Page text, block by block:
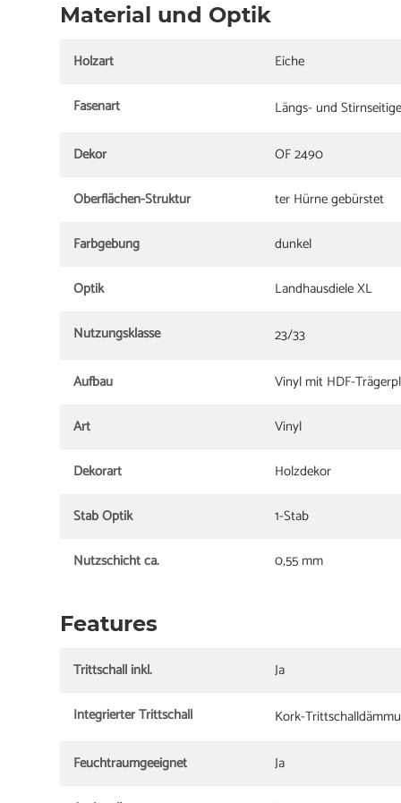
Material und Optik
Holzart
Eiche
Fasenart
Längs- und
Dekor
OF 2490
Oberflächen-Struktur
ter Hürne gebürstet
Farbgebung
dunkel
Optik
Landhausdiele XL
Nutzungsklasse
23/33
Aufbau
Vinyl mit HDF-
Art
Vinyl
Dekorart
Holzdekor
Stab Optik
1-Stab
Nutzschicht ca.
0,55 mm
Features
Trittschall inkl.
Ja
Integrierter Trittschall
Kork-
Feuchtraumgeeignet
Ja